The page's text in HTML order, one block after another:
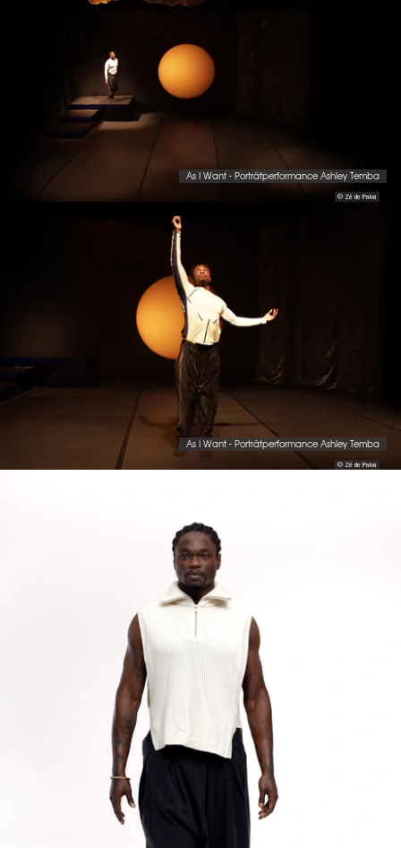
© Zé de Paiva
As I Want - Porträtperformance Ashley Temba
© Zé de Paiva
As I Want - Porträtperformance Ashley Temba